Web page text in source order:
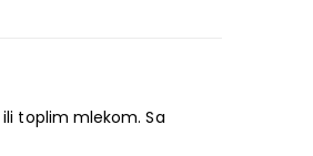
toplim mlekom. Sa